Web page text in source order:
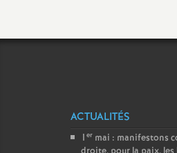
ACTUALITÉS
1 er mai : manifestons